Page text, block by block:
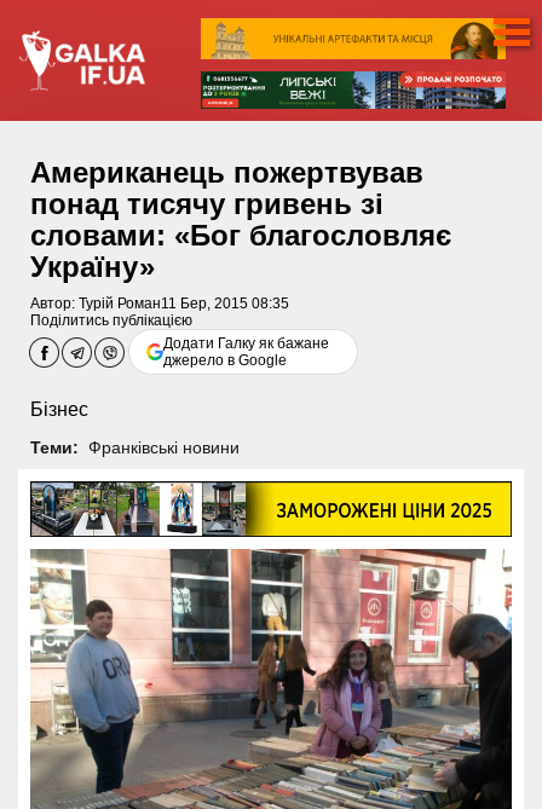
Американець пожертвував
понад тисячу гривень зі
словами: «Бог благословляє
Україну»
Автор: Турій Роман11 Бер, 2015 08:35
Поділитись публікацією
Додати Галку як бажане
джерело в Google
Бізнес
Теми: Франківські новини